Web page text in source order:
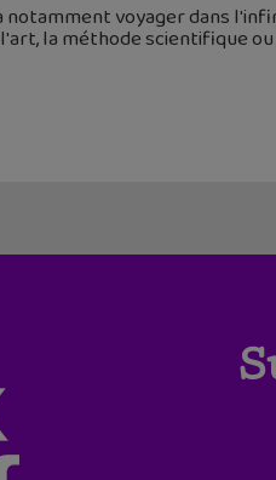
notamment voyager dans
la méthode scientifique